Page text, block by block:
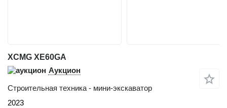
XCMG XE60GA
Аукцион
Строительная техника - мини-экскаватор
2023